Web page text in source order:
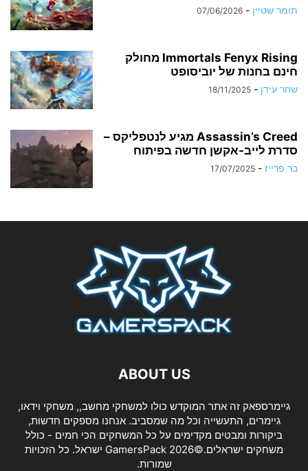
תומר שטיין -
07/06/2026
Immortals Fenyx Rising מחולק
חינם בחנות של יוביסופט
שחר עידן -
18/11/2025
Assassin’s Creed מגיע לנטפליקס –
סדרת לייב-אקשן חדשה בפיתוח
בר פרייז -
17/07/2025
ABOUT US
גיימרספאק זה אתר המוקדש כולו למשחקי מחשב,, משחקי וידאו,
גיימרים, התעשייה וכל מה שמסביב. אנחנו מספקים חדשות,
ביקורות ומבטים מקדימים על כל המשחקים הכי חמים - כולל
משחקים ישראלים.©2026 GamersPack ישראל. כל הזכויות
שמורות.